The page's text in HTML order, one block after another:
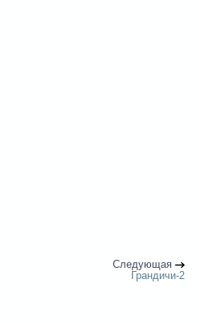
Следующая
Грандичи-2